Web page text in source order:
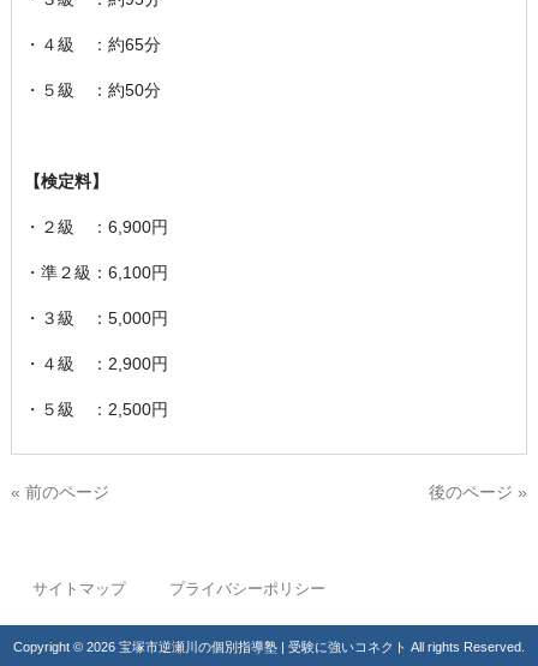
・４級 ：約65分
・５級 ：約50分
【検定料】
・２級 ：6,900円
・準２級：6,100円
・３級 ：5,000円
・４級 ：2,900円
・５級 ：2,500円
« 前のページ 後のページ »
サイトマップ プライバシーポリシー
Copyright © 2026 宝塚市逆瀬川の個別指導塾 | 受験に強いコネクト All rights Reserved.